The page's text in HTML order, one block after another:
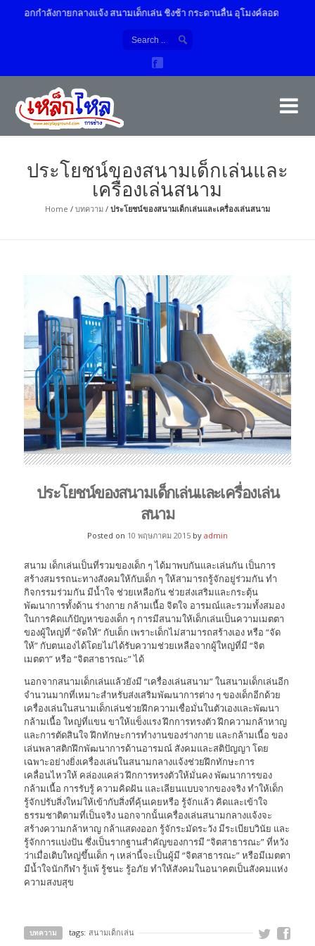
งออกกำลังกายกลางแจ้ง สนามเด็กเล่น ชิงช้า กระดานลื่น อุโมงค์ลอด
ประโยชน์ของสนามเด็กเล่นและ
เครื่องเล่นสนาม
Home / บทความ/ ประโยชน์ของสนามเด็กเล่นและเครื่องเล่นสนาม
ประโยชน์ของสนามเด็กเล่นและเครื่องเล่น
สนาม
Posted on 10 พฤษภาคม 2015 by admin
สนาม เด็กเล่นเป็นที่รวมของเด็ก ๆ ได้มาพบกันและเล่นกัน เป็นการ
สร้างสมรรถนะทางสังคมให้กับเด็ก ๆ ให้สามารถรู้จักอยู่ร่วมกัน ทำ
กิจกรรมร่วมกัน มีน้ำใจ ช่วยเหลือกัน ช่วยส่งเสริมและกระตุ้น
พัฒนาการทั้งด้าน ร่างกาย กล้ามเนื้อ จิตใจ อารมณ์และรวมทั้งสมอง
ในการคิดแก้ปัญหาของเด็ก ๆ การมีสนามให้เด็กเล่นเป็นความเมตตา
ของผู้ใหญ่ที่ “จัดให้” กับเด็ก เพราะเด็กไม่สามารถสร้างเอง หรือ “จัด
ให้” กับตนเองได้โดยไม่ได้รับความช่วยเหลือจากผู้ใหญ่ที่มี “จิต
เมตตา” หรือ “จิตสาธารณะ” ได้
นอกจากสนามเด็กเล่นแล้วยังมี “เครื่องเล่นสนาม” ในสนามเด็กเล่นอีก
จำนวนมากที่เหมาะสำหรับส่งเสริมพัฒนาการต่าง ๆ ของเด็กอีกด้วย
เครื่องเล่นในสนามเด็กเล่นช่วยฝึกความเชื่อมั่นในตัวเองและพัฒนา
กล้ามเนื้อ ใหญ่ที่แขน ขาให้แข็งแรง ฝึกการทรงตัว ฝึกความกล้าหาญ
และการตัดสินใจ ฝึกทักษะการทำงานของร่างกาย และกล้ามเนื้อ ของ
เล่นพลาสติกฝึกพัฒนาการด้านอารมณ์ สังคมและสติปัญญา โดย
เฉพาะอย่างยิ่งเครื่องเล่นในสนามกลางแจ้งช่วยฝึกทักษะการ
เคลื่อนไหวให้ คล่องแคล่ว ฝึกการทรงตัวให้มั่นคง พัฒนาการของ
กล้ามเนื้อ การรับรู้ ความคิดฝัน และเลียนแบบจากของจริง ทำให้เด็ก
รู้จักปรับสิ่งใหม่ให้เข้ากับสิ่งที่คุ้นเคยหรือ รู้จักแล้ว คิดและเข้าใจ
ธรรมชาติตามที่เป็นจริง นอกจากนั้นเครื่องเล่นสนามกลางแจ้งจะ
สร้างความกล้าหาญ กล้าแสดงออก รู้จักระมัดระวัง มีระเบียบวินัย และ
รู้จักการแบ่งปัน ซึ่งเป็นรากฐานสำคัญของการมี “จิตสาธารณะ” ที่หวัง
ว่าเมื่อเติบใหญ่ขึ้นเด็ก ๆ เหล่านี้จะเป็นผู้มี “จิตสาธารณะ” หรือมีเมตตา
มีน้ำใจนักกีฬา รู้แพ้ รู้ชนะ รู้อภัย ทำให้สังคมในอนาคตเป็นสังคมแห่ง
ความสงบสุข
บทความ tags: สนามเด็กเล่น